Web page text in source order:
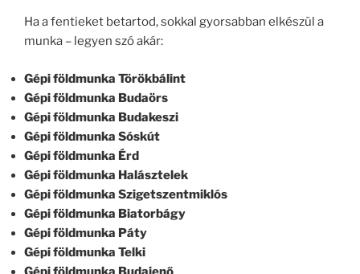
Ha a fentieket betartod, sokkal gyorsabban elkészül a
munka – legyen szó akár:
Gépi földmunka Törökbálint
Gépi földmunka Budaörs
Gépi földmunka Budakeszi
Gépi földmunka Sóskút
Gépi földmunka Érd
Gépi földmunka Halásztelek
Gépi földmunka Szigetszentmiklós
Gépi földmunka Biatorbágy
Gépi földmunka Páty
Gépi földmunka Telki